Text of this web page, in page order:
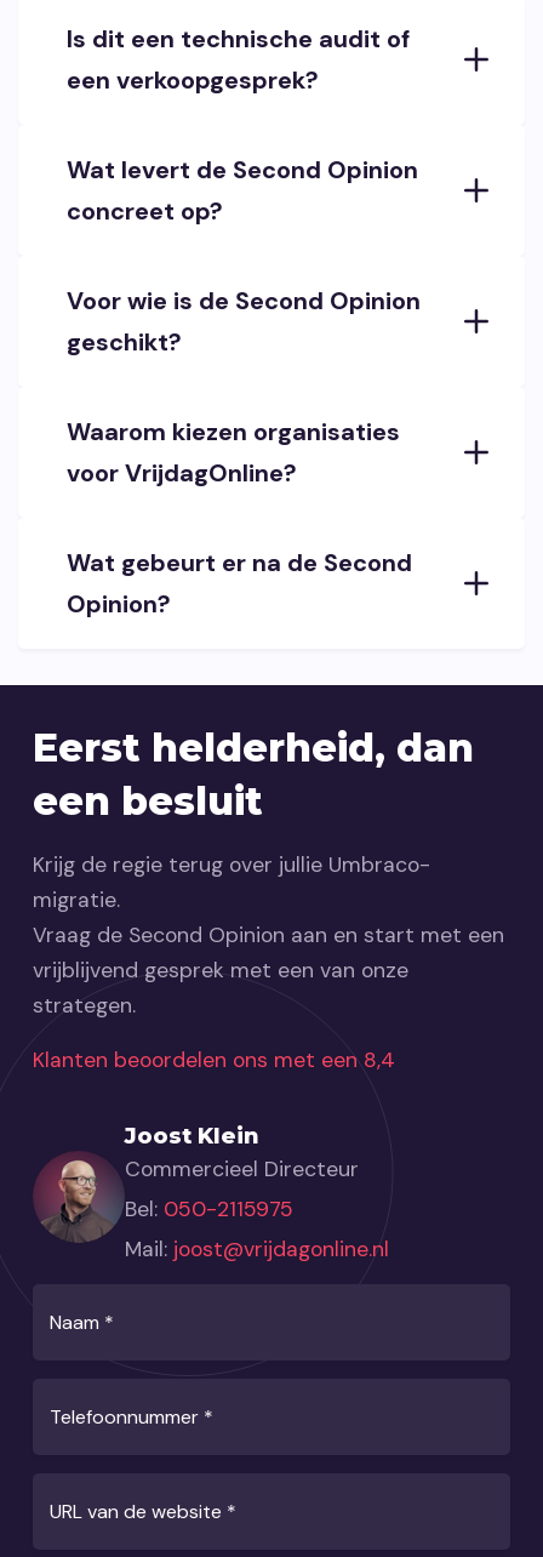
Is dit een technische audit of
een verkoopgesprek?
Wat levert de Second Opinion
concreet op?
Voor wie is de Second Opinion
geschikt?
Waarom kiezen organisaties
voor VrijdagOnline?
Wat gebeurt er na de Second
Opinion?
Eerst helderheid, dan
een besluit
Krijg de regie terug over jullie Umbraco-
migratie.
Vraag de Second Opinion aan en start met een
vrijblijvend gesprek met een van onze
strategen.
Klanten beoordelen ons met een 8,4
Joost Klein
Commercieel Directeur
Bel: 050-2115975
Mail: joost@vrijdagonline.nl
Naam *
Telefoonnummer *
URL van de website *